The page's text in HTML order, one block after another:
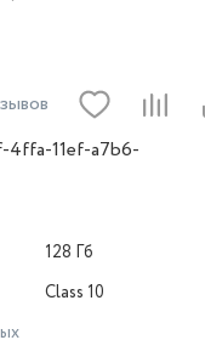
11ef-a7b6-
128 Гб
Class 10